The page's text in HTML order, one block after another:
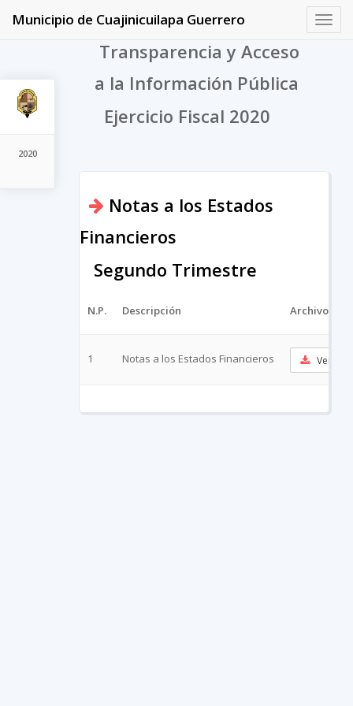
2020
Municipio de Cuajinicuilapa Guerrero
Transparencia y Acceso
a la Información Pública
Ejercicio Fiscal 2020
Notas a los Estados
Financieros
Segundo Trimestre
N.P. Descripción Archivo
1 Notas a los Estados Financieros Ver